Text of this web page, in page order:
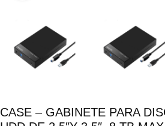
CASE – GABINETE PARA